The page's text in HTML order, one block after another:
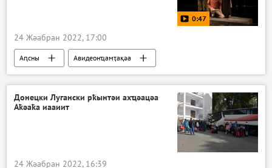
0:47
24 Жәабран 2022, 17:00
Аԥсны
Авидеонҵамҭақәа
Акультура
Донецки Лугански рҟынтәи ахҵәацәа
Аҟәаҟа иааиит
24 Жәабран 2022, 16:39